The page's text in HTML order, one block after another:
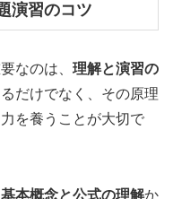
演習のコツ
なのは、 理解と演習の
だけでなく、その原理
を養うことが大切で
基本概念と公式の理解か